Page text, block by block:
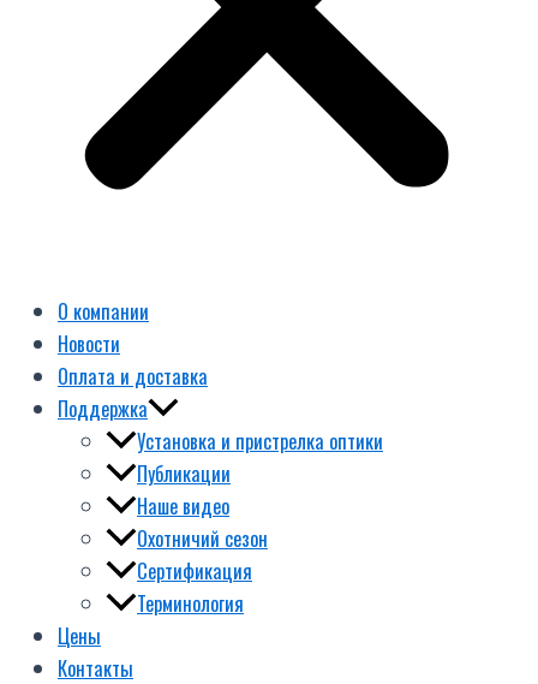
О компании
Новости
Оплата и доставка
Поддержка
Установка и пристрелка оптики
Публикации
Наше видео
Охотничий сезон
Сертификация
Терминология
Цены
Контакты